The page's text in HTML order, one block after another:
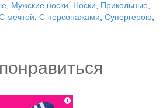
Мужские носки Носки Прикольные
мечтой С персонажами Супергерою